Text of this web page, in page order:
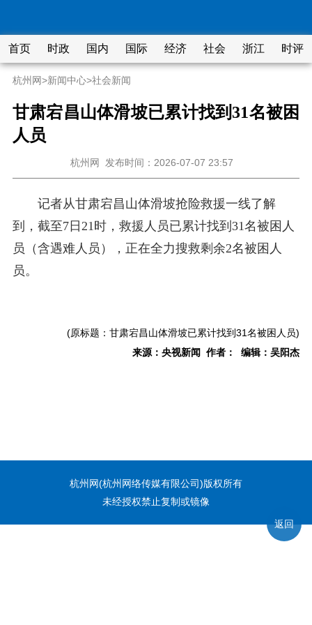
首页 时政 国内 国际 经济 社会 浙江 时评
杭州网>新闻中心>社会新闻
甘肃宕昌山体滑坡已累计找到31名被困
人员
杭州网 发布时间：2026-07-07 23:57
记者从甘肃宕昌山体滑坡抢险救援一线了解
到，截至7日21时，救援人员已累计找到31名被困人
员（含遇难人员），正在全力搜救剩余2名被困人
员。
(原标题：甘肃宕昌山体滑坡已累计找到31名被困人员)
来源：央视新闻 作者： 编辑：吴阳杰
杭州网(杭州网络传媒有限公司)版权所有
未经授权禁止复制或镜像
返回